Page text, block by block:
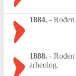
1884. -
1888. -
arheolog.